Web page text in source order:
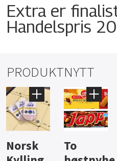
Extra er
Handelspris
PRODUKTNYTT
Knalltall
Aass vil